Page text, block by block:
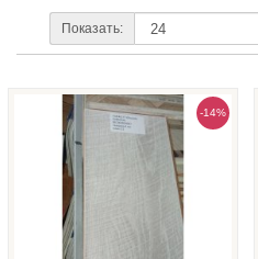
Показать:
-14%